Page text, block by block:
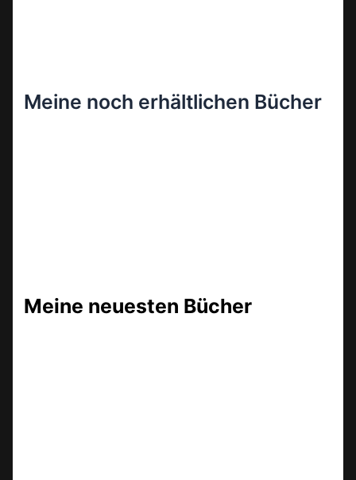
Meine noch erhältlichen Bücher
Meine neuesten Bücher